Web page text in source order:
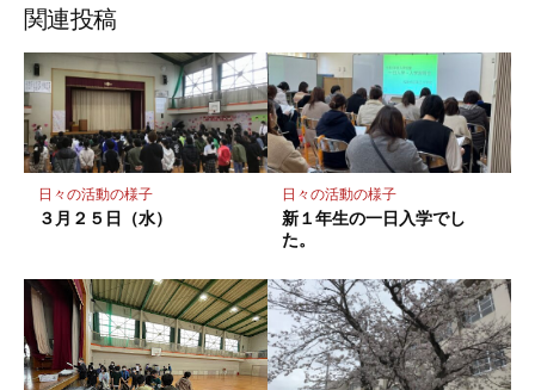
ア
ク
マ
ー
ク
に
存
関連投稿
日々の活動の様子
３月２５日（水）
日々の活動の様子
新１年生の一日入学でし
た。